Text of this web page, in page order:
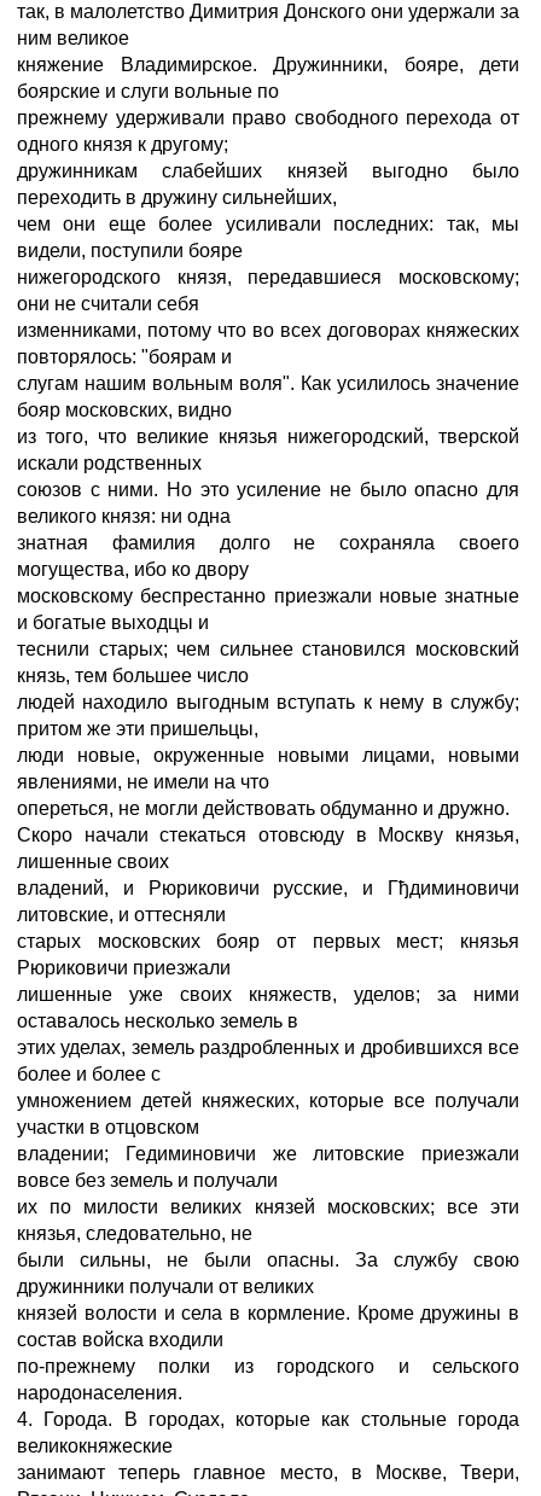
так, в малолетство Димитрия Донского они удержали за
ним великое
княжение Владимирское. Дружинники, бояре, дети
боярские и слуги вольные по
прежнему удерживали право свободного перехода от
одного князя к другому;
дружинникам слабейших князей выгодно было
переходить в дружину сильнейших,
чем они еще более усиливали последних: так, мы
видели, поступили бояре
нижегородского князя, передавшиеся московскому;
они не считали себя
изменниками, потому что во всех договорах княжеских
повторялось: "боярам и
слугам нашим вольным воля". Как усилилось значение
бояр московских, видно
из того, что великие князья нижегородский, тверской
искали родственных
союзов с ними. Но это усиление не было опасно для
великого князя: ни одна
знатная фамилия долго не сохраняла своего
могущества, ибо ко двору
московскому беспрестанно приезжали новые знатные
и богатые выходцы и
теснили старых; чем сильнее становился московский
князь, тем большее число
людей находило выгодным вступать к нему в службу;
притом же эти пришельцы,
люди новые, окруженные новыми лицами, новыми
явлениями, не имели на что
опереться, не могли действовать обдуманно и дружно.
Скоро начали стекаться отовсюду в Москву князья,
лишенные своих
владений, и Рюриковичи русские, и Гђдиминовичи
литовские, и оттесняли
старых московских бояр от первых мест; князья
Рюриковичи приезжали
лишенные уже своих княжеств, уделов; за ними
оставалось несколько земель в
этих уделах, земель раздробленных и дробившихся все
более и более с
умножением детей княжеских, которые все получали
участки в отцовском
владении; Гедиминовичи же литовские приезжали
вовсе без земель и получали
их по милости великих князей московских; все эти
князья, следовательно, не
были сильны, не были опасны. За службу свою
дружинники получали от великих
князей волости и села в кормление. Кроме дружины в
состав войска входили
по-прежнему полки из городского и сельского
народонаселения.
4. Города. В городах, которые как стольные города
великокняжеские
занимают теперь главное место, в Москве, Твери,